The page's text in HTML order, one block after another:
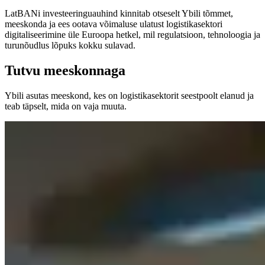
LatBANi investeeringuauhind kinnitab otseselt Ybili tõmmet,
meeskonda ja ees ootava võimaluse ulatust logistikasektori
digitaliseerimine üle Euroopa hetkel, mil regulatsioon, tehnoloogia ja
turunõudlus lõpuks kokku sulavad.
Tutvu meeskonnaga
Ybili asutas meeskond, kes on logistikasektorit seestpoolt elanud ja
teab täpselt, mida on vaja muuta.